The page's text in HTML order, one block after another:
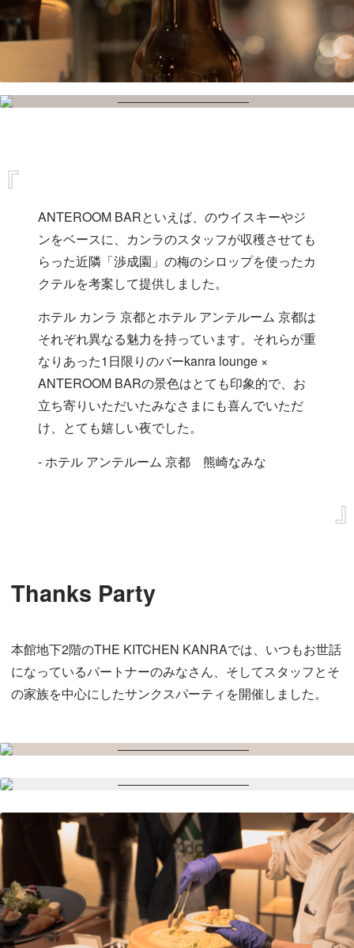
ANTEROOM BARといえば、のウイスキーやジ
ンをベースに、カンラのスタッフが収穫させても
らった近隣「渉成園」の梅のシロップを使ったカ
クテルを考案して提供しました。
ホテル カンラ 京都とホテル アンテルーム 京都は
それぞれ異なる魅力を持っています。それらが重
なりあった1日限りのバーkanra lounge ×
ANTEROOM BARの景色はとても印象的で、お
立ち寄りいただいたみなさまにも喜んでいただ
け、とても嬉しい夜でした。
- ホテル アンテルーム 京都 熊崎なみな
Thanks Party
本館地下2階のTHE KITCHEN KANRAでは、いつもお世話
になっているパートナーのみなさん、そしてスタッフとそ
の家族を中心にしたサンクスパーティを開催しました。